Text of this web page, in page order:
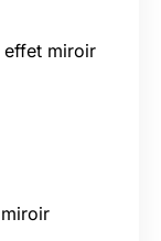
effet miroir